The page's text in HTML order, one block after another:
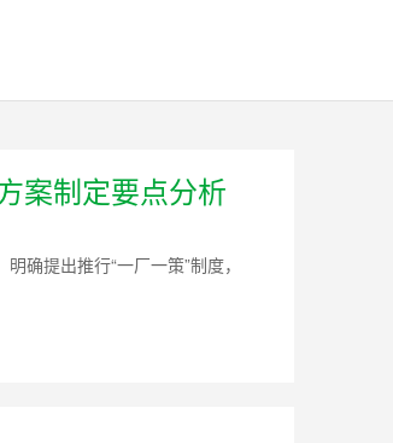
案制定要点分析
确提出推行“一厂一策”制度，